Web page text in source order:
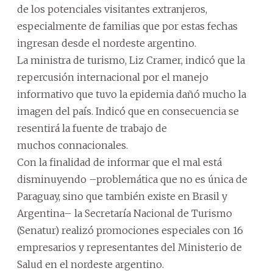
de los potenciales visitantes extranjeros,
especialmente de familias que por estas fechas
ingresan desde el nordeste argentino.
La ministra de turismo, Liz Cramer, indicó que la
repercusión internacional por el manejo
informativo que tuvo la epidemia dañó mucho la
imagen del país. Indicó que en consecuencia se
resentirá la fuente de trabajo de
muchos connacionales.
Con la finalidad de informar que el mal está
disminuyendo –problemática que no es única de
Paraguay, sino que también existe en Brasil y
Argentina– la Secretaría Nacional de Turismo
(Senatur) realizó promociones especiales con 16
empresarios y representantes del Ministerio de
Salud en el nordeste argentino.